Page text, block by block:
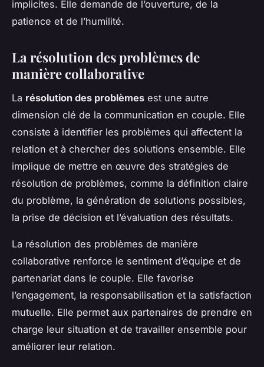
implicites. Elle demande de l’ouverture, de la
patience et de l’humilité.
La résolution des problèmes de
manière collaborative
La résolution des problèmes est une autre
dimension clé de la communication en couple. Elle
consiste à identifier les problèmes qui affectent la
relation et à chercher des solutions ensemble. Elle
implique de mettre en œuvre des stratégies de
résolution de problèmes, comme la définition claire
du problème, la génération de solutions possibles,
la prise de décision et l’évaluation des résultats.
La résolution des problèmes de manière
collaborative renforce le sentiment d’équipe et de
partenariat dans le couple. Elle favorise
l’engagement, la responsabilisation et la satisfaction
mutuelle. Elle permet aux partenaires de prendre en
charge leur situation et de travailler ensemble pour
améliorer leur relation.